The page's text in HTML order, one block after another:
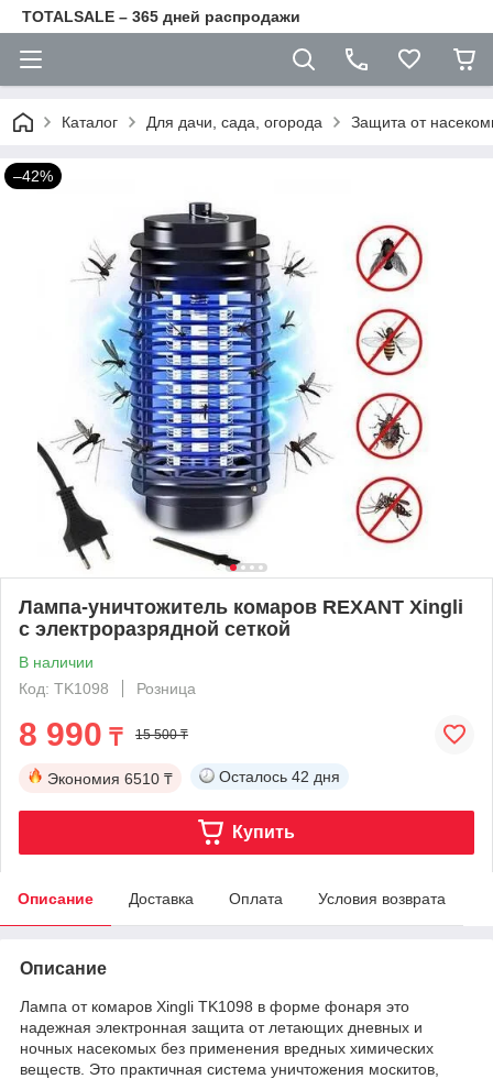
TOTALSALE – 365 дней распродажи
Каталог Для дачи, сада, огорода Защита от
–42%
Лампа-уничтожитель комаров REXANT Xingli
с электроразрядной сеткой
В наличии
Код: TK1098
Розница
8 990 ₸ 15 500 ₸
Экономия 6510 ₸ Осталось 42 дня
Купить
Описание Доставка Оплата Условия возврата
Описание
Лампа от комаров Xingli TK1098 в форме фонаря это
надежная электронная защита от летающих дневных и
ночных насекомых без применения вредных химических
веществ. Это практичная система уничтожения москитов,